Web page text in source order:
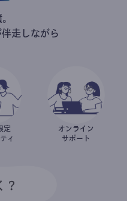
走しながら
定
ィ
オンライン
サポート